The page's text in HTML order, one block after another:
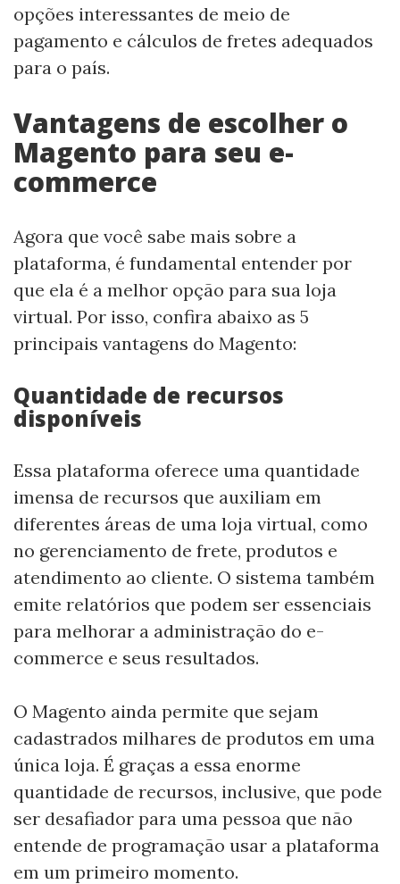
opções interessantes de meio de
pagamento e cálculos de fretes adequados
para o país.
Vantagens de escolher o
Magento para seu e-
commerce
Agora que você sabe mais sobre a
plataforma, é fundamental entender por
que ela é a melhor opção para sua loja
virtual. Por isso, confira abaixo as 5
principais vantagens do Magento:
Quantidade de recursos
disponíveis
Essa plataforma oferece uma quantidade
imensa de recursos que auxiliam em
diferentes áreas de uma loja virtual, como
no gerenciamento de frete, produtos e
atendimento ao cliente. O sistema também
emite relatórios que podem ser essenciais
para melhorar a administração do e-
commerce e seus resultados.
O Magento ainda permite que sejam
cadastrados milhares de produtos em uma
única loja. É graças a essa enorme
quantidade de recursos, inclusive, que pode
ser desafiador para uma pessoa que não
entende de programação usar a plataforma
em um primeiro momento.